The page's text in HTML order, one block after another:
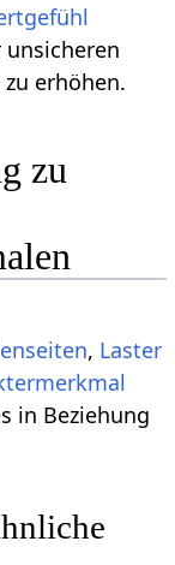
erhöhen.
zu
, Laster
in Beziehung